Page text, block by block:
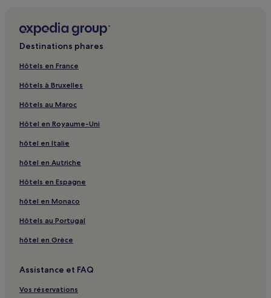
Destinations phares
Hôtels en France
Hôtels à Bruxelles
Hôtels au Maroc
Hôtel en Royaume-Uni
hôtel en Italie
hôtel en Autriche
Hôtels en Espagne
hôtel en Monaco
Hôtels au Portugal
hôtel en Grèce
Assistance et FAQ
Vos réservations